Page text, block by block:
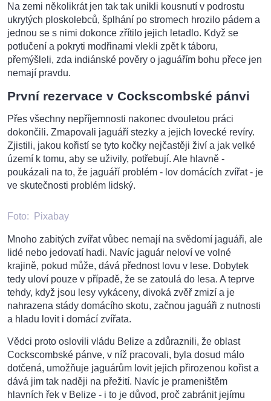
Na zemi několikrát jen tak tak unikli kousnutí v podrostu
ukrytých ploskolebců, šplhání po stromech hrozilo pádem a
jednou se s nimi dokonce zřítilo jejich letadlo. Když se
potlučení a pokryti modřinami vlekli zpět k táboru,
přemýšleli, zda indiánské pověry o jaguářím bohu přece jen
nemají pravdu.
První rezervace v Cockscombské pánvi
Přes všechny nepříjemnosti nakonec dvouletou práci
dokončili. Zmapovali jaguáří stezky a jejich lovecké revíry.
Zjistili, jakou kořistí se tyto kočky nejčastěji živí a jak velké
území k tomu, aby se uživily, potřebují. Ale hlavně -
poukázali na to, že jaguáří problém - lov domácích zvířat - je
ve skutečnosti problém lidský.
Foto: Pixabay
Mnoho zabitých zvířat vůbec nemají na svědomí jaguáři, ale
lidé nebo jedovatí hadi. Navíc jaguár neloví ve volné
krajině, pokud může, dává přednost lovu v lese. Dobytek
tedy uloví pouze v případě, že se zatoulá do lesa. A teprve
tehdy, když jsou lesy vykáceny, divoká zvěř zmizí a je
nahrazena stády domácího skotu, začnou jaguáři z nutnosti
a hladu lovit i domácí zvířata.
Vědci proto oslovili vládu Belize a zdůraznili, že oblast
Cockscombské pánve, v níž pracovali, byla dosud málo
dotčená, umožňuje jaguárům lovit jejich přirozenou kořist a
dává jim tak naději na přežití. Navíc je prameništěm
hlavních řek v Belize - i to je důvod, proč zabránit jejímu